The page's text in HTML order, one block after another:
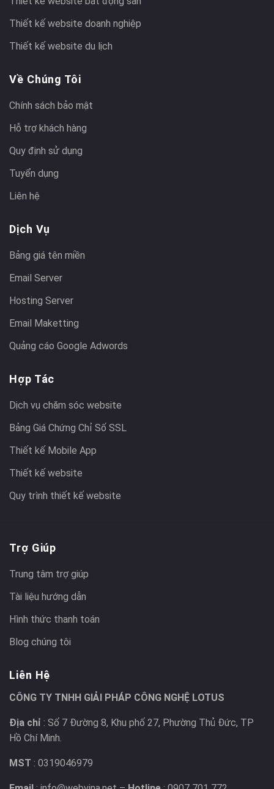
Thiết kế website doanh nghiệp
Thiết kế website du lịch
Về Chúng Tôi
Chính sách bảo mật
Hỗ trợ khách hàng
Quy định sử dụng
Tuyển dụng
Liên hệ
Dịch Vụ
Bảng giá tên miền
Email Server
Hosting Server
Email Maketting
Quảng cáo Google Adwords
Hợp Tác
Dịch vụ chăm sóc website
Bảng Giá Chứng Chỉ Số SSL
Thiết kế Mobile App
Thiết kế website
Quy trình thiết kế website
Trợ Giúp
Trung tâm trợ giúp
Tài liệu hướng dẫn
Hình thức thanh toán
Blog chúng tôi
Liên Hệ
CÔNG TY TNHH GIẢI PHÁP CÔNG NGHỆ LOTUS
Địa chỉ : Số 7 Đường 8, Khu phố 27, Phường Thủ Đức, TP
Hồ Chí Minh.
MST : 0319046979